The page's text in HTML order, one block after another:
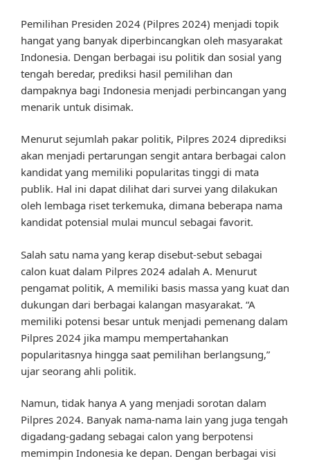
Pemilihan Presiden 2024 (Pilpres 2024) menjadi topik
hangat yang banyak diperbincangkan oleh masyarakat
Indonesia. Dengan berbagai isu politik dan sosial yang
tengah beredar, prediksi hasil pemilihan dan
dampaknya bagi Indonesia menjadi perbincangan yang
menarik untuk disimak.
Menurut sejumlah pakar politik, Pilpres 2024 diprediksi
akan menjadi pertarungan sengit antara berbagai calon
kandidat yang memiliki popularitas tinggi di mata
publik. Hal ini dapat dilihat dari survei yang dilakukan
oleh lembaga riset terkemuka, dimana beberapa nama
kandidat potensial mulai muncul sebagai favorit.
Salah satu nama yang kerap disebut-sebut sebagai
calon kuat dalam Pilpres 2024 adalah A. Menurut
pengamat politik, A memiliki basis massa yang kuat dan
dukungan dari berbagai kalangan masyarakat. “A
memiliki potensi besar untuk menjadi pemenang dalam
Pilpres 2024 jika mampu mempertahankan
popularitasnya hingga saat pemilihan berlangsung,”
ujar seorang ahli politik.
Namun, tidak hanya A yang menjadi sorotan dalam
Pilpres 2024. Banyak nama-nama lain yang juga tengah
digadang-gadang sebagai calon yang berpotensi
memimpin Indonesia ke depan. Dengan berbagai visi